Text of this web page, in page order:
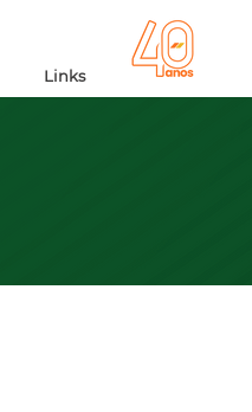
Links